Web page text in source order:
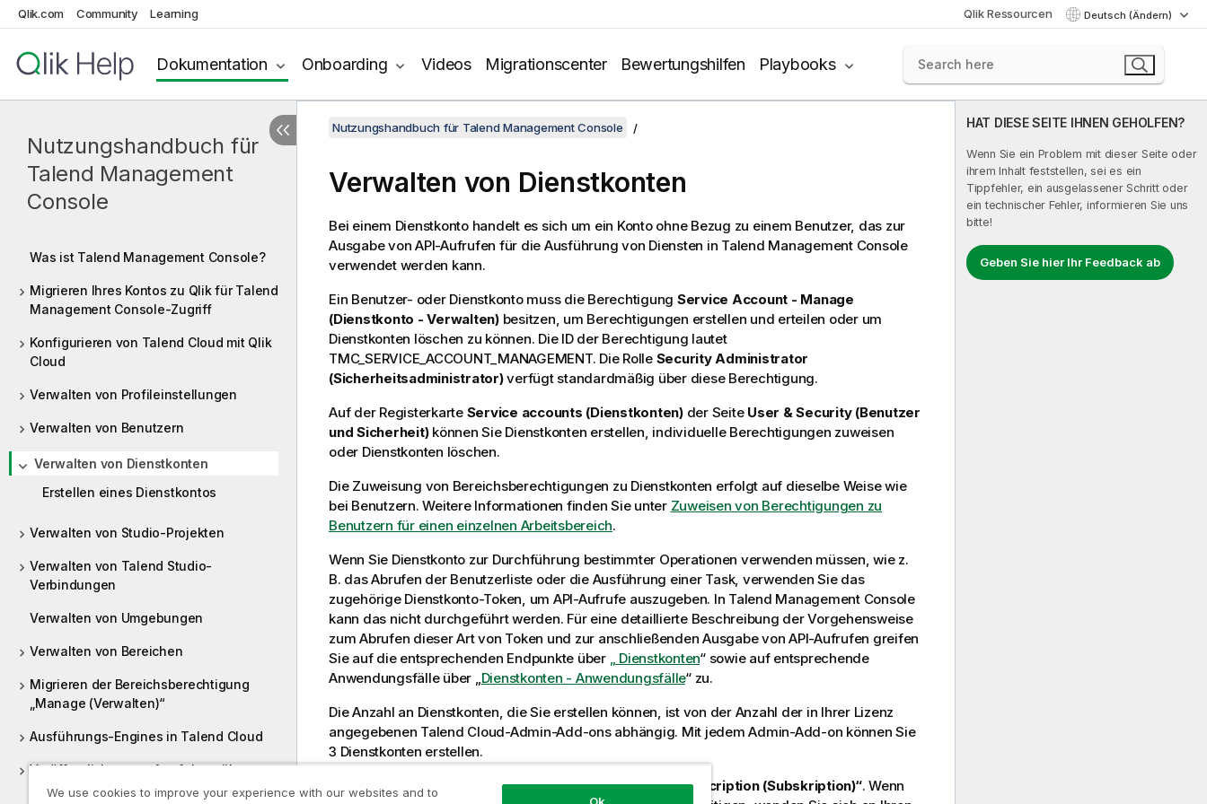
Qlik.com Community Learning Qlik Ressourcen Deutsch (Ändern)
Dokumentation Onboarding Videos Migrationscenter Bewertungshilfen Playbooks
Nutzungshandbuch für
Talend Management
Console
Was ist Talend Management Console?
Migrieren Ihres Kontos zu Qlik für Talend
Management Console-Zugriff
Konfigurieren von Talend Cloud mit Qlik
Cloud
Verwalten von Profileinstellungen
Verwalten von Benutzern
Verwalten von Dienstkonten
Erstellen eines Dienstkontos
Verwalten von Studio-Projekten
Verwalten von Talend Studio-
Verbindungen
Verwalten von Umgebungen
Verwalten von Bereichen
Migrieren der Bereichsberechtigung
„Manage (Verwalten)“
Ausführungs-Engines in Talend Cloud
Veröffentlichen von Artefakten über
Talend Studio
HAT DIESE SEITE IHNEN GEHOLFEN?
Wenn Sie ein Problem mit dieser Seite oder
ihrem Inhalt feststellen, sei es ein
Tippfehler, ein ausgelassener Schritt oder
ein technischer Fehler, informieren Sie uns
bitte!
Geben Sie hier Ihr Feedback ab
Nutzungshandbuch für Talend Management Console
Verwalten von Dienstkonten
Bei einem Dienstkonto handelt es sich um ein Konto ohne Bezug zu einem Benutzer, das zur
Ausgabe von API-Aufrufen für die Ausführung von Diensten in Talend Management Console
verwendet werden kann.
Ein Benutzer- oder Dienstkonto muss die Berechtigung Service Account - Manage
(Dienstkonto - Verwalten)besitzen, um Berechtigungen erstellen und erteilen oder um
Dienstkonten löschen zu können. Die ID der Berechtigung lautet
TMC_SERVICE_ACCOUNT_MANAGEMENT. Die Rolle Security Administrator
(Sicherheitsadministrator)verfügt standardmäßig über diese Berechtigung.
Auf der Registerkarte Service accounts (Dienstkonten)der Seite User & Security (Benutzer
und Sicherheit)können Sie Dienstkonten erstellen, individuelle Berechtigungen zuweisen
oder Dienstkonten löschen.
Die Zuweisung von Bereichsberechtigungen zu Dienstkonten erfolgt auf dieselbe Weise wie
bei Benutzern. Weitere Informationen finden Sie unter Zuweisen von Berechtigungen zu
Benutzern für einen einzelnen Arbeitsbereich.
Wenn Sie Dienstkonto zur Durchführung bestimmter Operationen verwenden müssen, wie z.
B. das Abrufen der Benutzerliste oder die Ausführung einer Task, verwenden Sie das
zugehörige Dienstkonto-Token, um API-Aufrufe auszugeben. In Talend Management Console
kann das nicht durchgeführt werden. Für eine detaillierte Beschreibung der Vorgehensweise
zum Abrufen dieser Art von Token und zur anschließenden Ausgabe von API-Aufrufen greifen
Sie auf die entsprechenden Endpunkte über „ Dienstkonten“ sowie auf entsprechende
Anwendungsfälle über „Dienstkonten - Anwendungsfälle“ zu.
Die Anzahl an Dienstkonten, die Sie erstellen können, ist von der Anzahl der in Ihrer Lizenz
angegebenen Talend Cloud-Admin-Add-ons abhängig. Mit jedem Admin-Add-on können Sie
3 Dienstkonten erstellen.
Informationen diesbezüglich finden Sie auf derSeite „Subscription (Subskription)“. Wenn
We use cookies to improve your experience with our websites and to